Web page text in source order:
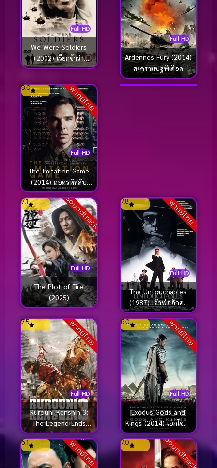
Full HD
We Were Soldiers
(2002) เรียกข้าว่า
วีรบุรุษ
Full HD
Ardennes Fury (2014)
สงครามปฐพีเดือด
พากย์ไทย
Full HD
8.0
The Imitation Game
(2014) ถอดรหัสลับ
อัจฉริยะพลิกโลก
Full HD
8.6
Saving Private Ryan
(1998) เซฟวิ่ง ไพรเวท
ไรอัน ฝ่าสมรภูมินรก
Soundtrack
Full HD
7.1
The Plot of Fire
(2025)
พากย์ไทย
Full HD
7.8
The Untouchables
(1987) เจ้าพ่ออัลคา
โปน
พากย์ไทย
Full HD
7.5
Rurouni Kenshin 3:
The Legend Ends
(2014) รูโรนิ เคนชิน
คนจริง โคตรซามูไร
พากย์ไทย
Full HD
6.0
Exodus Gods and
Kings (2014) เอ็กโซดัส
ก็อดส์ แอนด์ คิงส์
พากย์ไทย
6.1 Soundtrack
7.0